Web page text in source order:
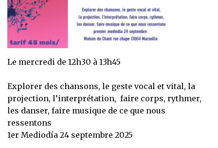
Le mercredi de 12h30 à 13h45
Explorer des chansons, le geste vocal et vital, la
projection, l’interprétation, faire corps, rythmer,
les danser, faire musique de ce que nous
ressentons
1er Mediodía 24 septembre 2025